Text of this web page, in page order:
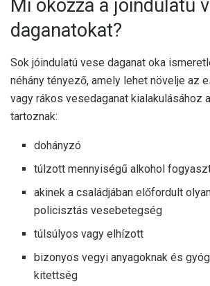
Mi okozza a jóindulatú
daganatokat?
Sok jóindulatú vese daganat oka
néhány tényező, amely lehet növelje az
vagy rákos vesedaganat kialakulásához
tartoznak:
dohányzó
túlzott mennyiségű alkohol
akinek a családjában előfordult
policisztás vesebetegség
túlsúlyos vagy elhízott
bizonyos vegyi anyagoknak és
kitettség